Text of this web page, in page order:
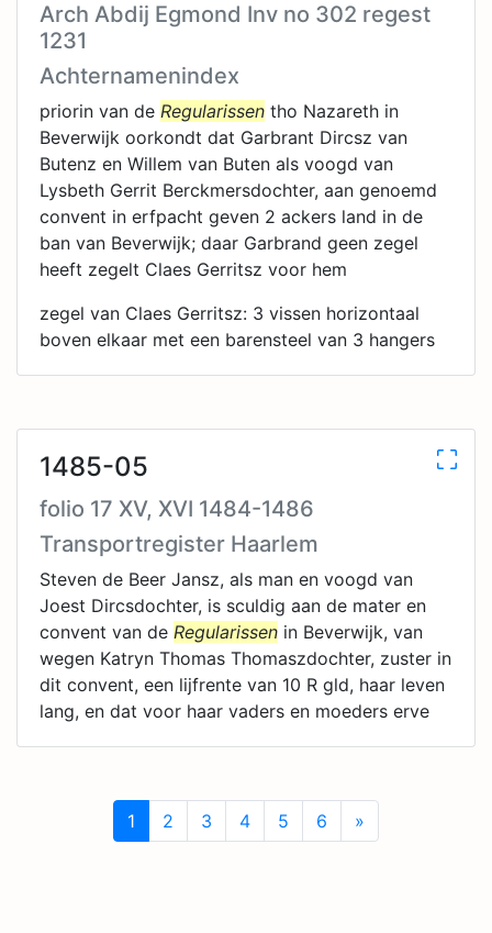
Arch Abdij Egmond Inv no 302 regest
1231
Achternamenindex
priorin van de Regularissen tho Nazareth in
Beverwijk oorkondt dat Garbrant Dircsz van
Butenz en Willem van Buten als voogd van
Lysbeth Gerrit Berckmersdochter, aan genoemd
convent in erfpacht geven 2 ackers land in de
ban van Beverwijk; daar Garbrand geen zegel
heeft zegelt Claes Gerritsz voor hem
zegel van Claes Gerritsz: 3 vissen horizontaal
boven elkaar met een barensteel van 3 hangers
1485-05
folio 17 XV, XVI 1484-1486
Transportregister Haarlem
Steven de Beer Jansz, als man en voogd van
Joest Dircsdochter, is sculdig aan de mater en
convent van de Regularissen in Beverwijk, van
wegen Katryn Thomas Thomaszdochter, zuster in
dit convent, een lijfrente van 10 R gld, haar leven
lang, en dat voor haar vaders en moeders erve
1 2 3 4 5 6 »